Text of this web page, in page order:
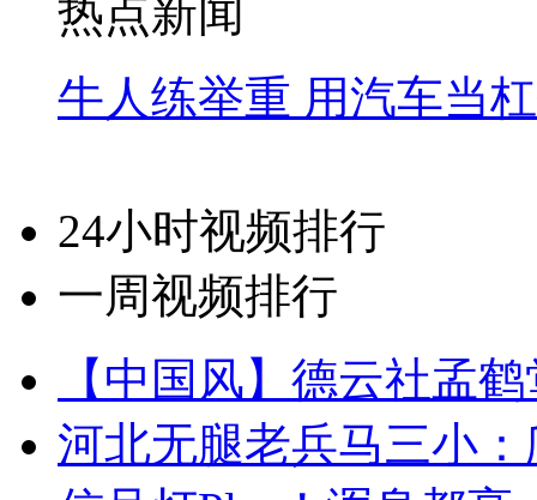
热点新闻
牛人练举重 用汽车当
24小时视频排行
一周视频排行
【中国风】德云社孟
河北无腿老兵马三小